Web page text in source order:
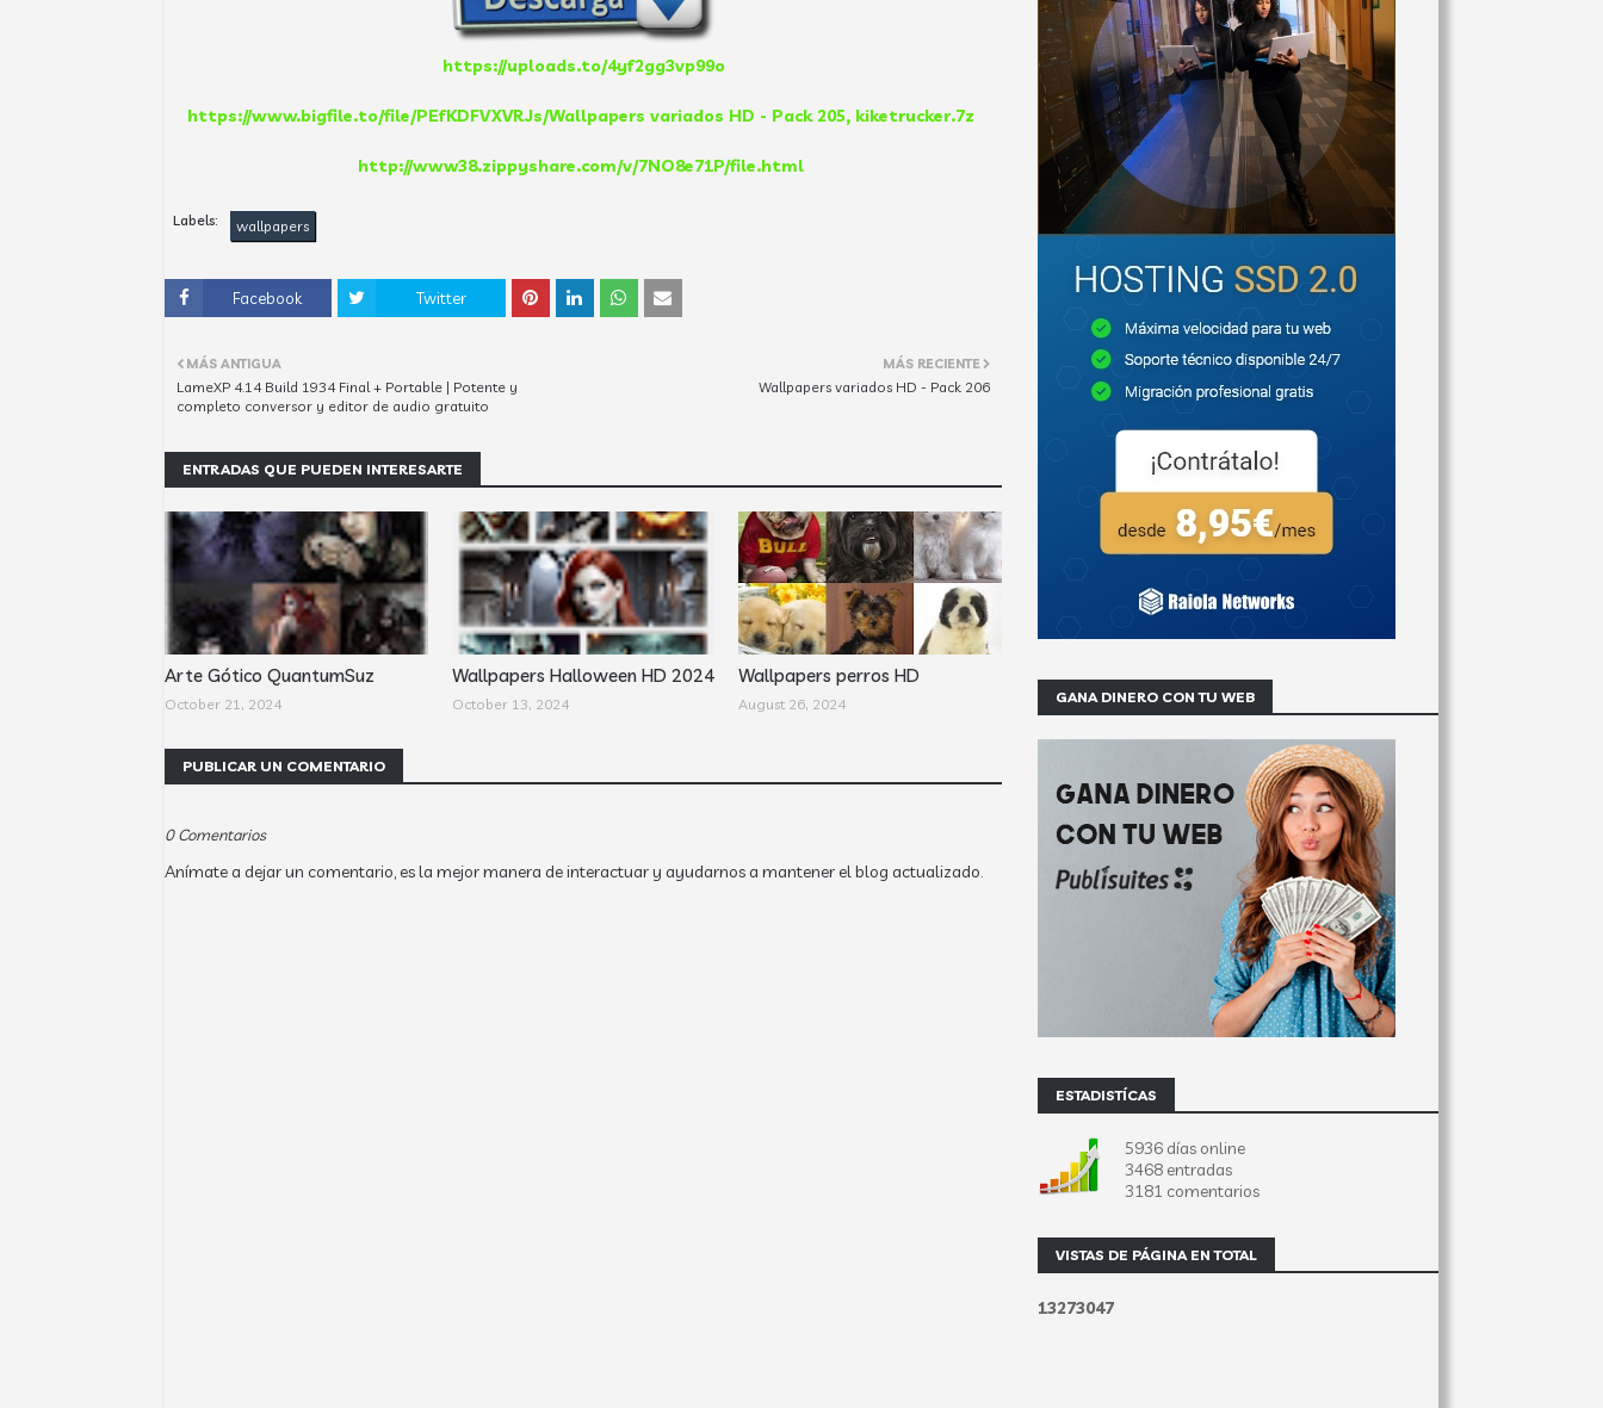
https://uploads.to/4yf2gg3vp99o
https://www.bigfile.to/file/PEfKDFVXVRJs/Wallpapers variados HD - Pack 205, kiketrucker.7z
http://www38.zippyshare.com/v/7NO8e71P/file.html
Labels: wallpapers
Facebook Twitter
MÁS RECIENTE
Wallpapers variados HD - Pack 206
MÁS ANTIGUA
LameXP 4.14 Build 1934 Final + Portable | Potente y
completo conversor y editor de audio gratuito
ENTRADAS QUE PUEDEN INTERESARTE
Arte Gótico QuantumSuz
October 21, 2024
Wallpapers Halloween HD 2024
October 13, 2024
Wallpapers perros HD
August 26, 2024
PUBLICAR UN COMENTARIO
0 Comentarios
Anímate a dejar un comentario, es la mejor manera de interactuar y ayudarnos a mantener el blog actualizado.
GANA DINERO CON TU WEB
ESTADISTÍCAS
5936 días online
3468 entradas
3181 comentarios
VISTAS DE PÁGINA EN TOTAL
13273047